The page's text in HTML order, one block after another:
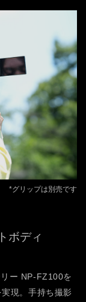
*グリップは別売です
ボディ
ー NP-FZ100を
現。手持ち撮影